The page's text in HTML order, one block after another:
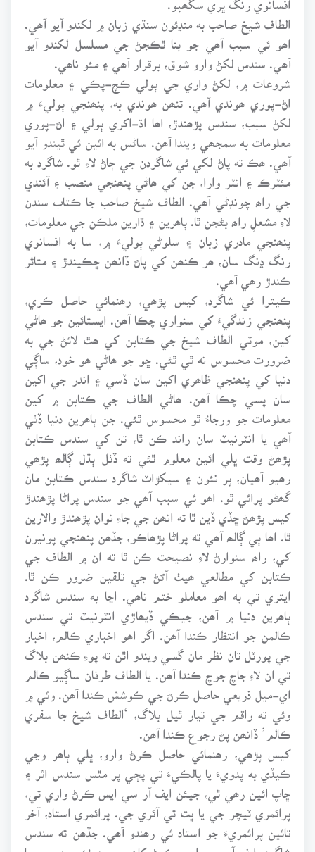
الطاف شيخ صاحب به منڍئون سنڌي زبان ۾ لکندو آيو آھي.
اھو ئي سبب آھي جو بنا ٿڪجڻ جي مسلسل لکندو آيو
آھي. سندس لکڻ وارو شوق، برقرار آھي ۽ مئو ناھي.
شروعات ۾، لکڻ واري جي ٻولي ڪچ-پڪي ۽ معلومات
اڻ-پوري ھوندي آھي. تنھن ھوندي به، پنھنجي ٻوليءَ ۾
لکڻ سبب، سندس پڙھندڙ، اھا اڌ-اکري ٻولي ۽ اڻ-پوري
معلومات به سمجھي ويندا آھن. ساڻس به ائين ئي ٿيندو آيو
آھي. ھڪ ته پاڻ لکي ئي شاگردن جي ڄاڻ لاءِ ٿو. شاگرد به
مئٽرڪ ۽ انٽر وارا، جن کي ھاڻي پنھنجي منصب ۽ آئندي
جي راھ چونڊڻي آھي. الطاف شيخ صاحب جا ڪتاب سندن
لاءِ مشعلِ راھ بڻجن ٿا. ٻاھرين ۽ ڌارين ملڪن جي معلومات،
پنھنجي مادري زبان ۽ سلوڻي ٻوليءَ ۾، سا به افسانوي
رنگ ڍنگ سان، ھر ڪنھن کي پاڻ ڏانھن ڇڪيندڙ ۽ متاثر
ڪندڙ رھي آھي.
ڪيترا ئي شاگرد، کيس پڙھي، رھنمائي حاصل ڪري،
پنھنجي زندگيءَ کي سنواري چڪا آھن. ايستائين جو ھاڻي
کين، موٽي الطاف شيخ جي ڪتابن کي ھٿ لائڻ جي به
ضرورت محسوس نه ٿي ٿئي. ڇو جو ھاڻي ھو خود، ساڳي
دنيا کي پنھنجي ظاھري اکين سان ڏسي ۽ اندر جي اکين
سان پسي چڪا آھن. ھاڻي الطاف جي ڪتابن ۾ کين
معلومات جو ورجاءُ ٿو محسوس ٿئي. جن ٻاھرين دنيا ڏٺي
آھي يا انٽرنيٽ سان راند ڪن ٿا، تن کي سندس ڪتابن
پڙھڻ وقت ڀلي ائين معلوم ٿئي ته ڏٺل ٻڌل ڳالھ پڙھي
رھيو آھيان، پر نئون ۽ سيکڙاٽ شاگرد سندس ڪتابن مان
گھڻو پرائي ٿو. اھو ئي سبب آھي جو سندس پراڻا پڙھندڙ
کيس پڙھڻ ڇڏي ڏين ٿا ته انھن جي جاءِ نوان پڙھندڙ والارين
ٿا. اھا ٻي ڳالھ آھي ته پراڻا پڙھاڪو، جڏھن پنھنجي پونيرن
کي، راھ سنوارڻ لاءِ نصيحت ڪن ٿا ته ان ۾ الطاف جي
ڪتابن کي مطالعي ھيٺ آڻڻ جي تلقين ضرور ڪن ٿا.
ايتري تي به اھو معاملو ختم ناھي. اڃا به سندس شاگرد
ٻاھرين دنيا ۾ آھن، جيڪي ڏيھاڙي انٽرنيٽ تي سندس
ڪالمن جو انتظار ڪندا آھن. اگر اھو اخباري ڪالم، اخبار
جي پورٽل تان نظر مان گسي ويندو اٿن ته پوءِ ڪنھن بلاگ
تي ان لاءِ جاچ جوچ ڪندا آھن. يا الطاف طرفان ساڳيو ڪالم
اي-ميل ذريعي حاصل ڪرڻ جي ڪوشش ڪندا آھن. وئي ۾
وئي ته راقم جي تيار ٿيل بلاگ، ‘الطاف شيخ جا سفري
ڪالم’ ڏانھن پڻ رجوع ڪندا آھن.
کيس پڙھي، رھنمائي حاصل ڪرڻ وارو، ڀلي ٻاھر وڃي
ڪيڏي به پدويءَ يا پالڪيءَ تي پڄي پر مٿس سندس اثر ۽
ڇاپ ائين رھي ٿي، جيئن ايف آر سي ايس ڪرڻ واري تي،
پرائمري ٽيچر جي يا ڀت تي آئري جي. پرائمري استاد، آخر
تائين پرائمريءَ جو استاد ئي رھندو آھي. جڏھن ته سندس
شاگرد، ايف آر سي ايس ڪرڻ کان پوءِ، ھيٺئين درجي جا